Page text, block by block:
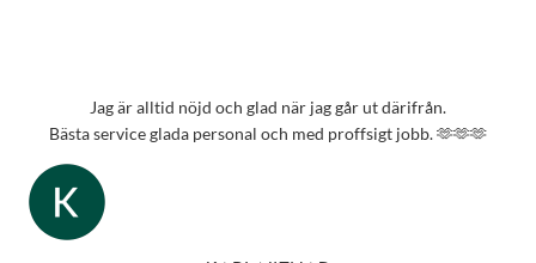
Jag är alltid nöjd och glad när jag går ut därifrån.
Bästa service glada personal och med proffsigt jobb. 🫶🫶🫶